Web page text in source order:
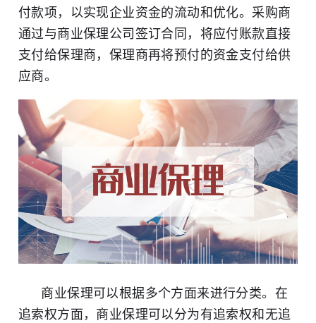
付款项，以实现企业资金的流动和优化。采购商
通过与商业保理公司签订合同，将应付账款直接
支付给保理商，保理商再将预付的资金支付给供
应商。
商业保理可以根据多个方面来进行分类。在
追索权方面，商业保理可以分为有追索权和 无追